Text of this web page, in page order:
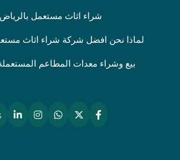
شراء اثاث مستعمل بالرياض
لماذا نحن افضل شركة شراء اثاث
بيع وشراء معدات المطاعم